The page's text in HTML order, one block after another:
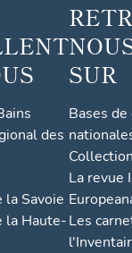
des
Savoie
la Haute-
SUR
Bases
La revue
Les